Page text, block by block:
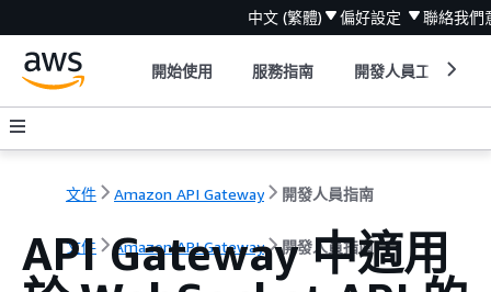
中文 (繁體) 偏好設定 聯絡我們
開始使用 服務指南 開發人員工具
文件 Amazon API Gateway 開發人員指南
文件 Amazon API Gateway 開發人員指南
API Gateway 中適用